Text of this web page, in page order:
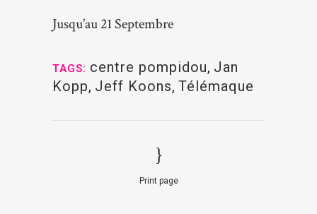
Jusqu’au 21 Septembre
TAGS: centre pompidou, Jan
Kopp, Jeff Koons, Télémaque
Print page